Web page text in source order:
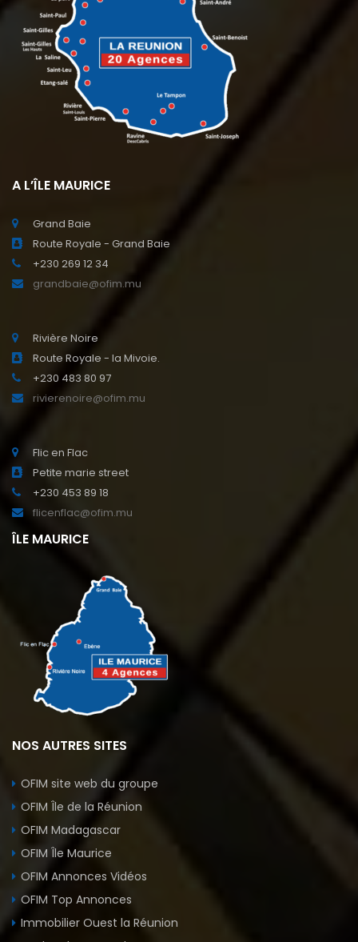
A L’ÎLE MAURICE
Grand Baie
Route Royale - Grand Baie
+230 269 12 34
grandbaie@ofim.mu
Rivière Noire
Route Royale - la Mivoie.
+230 483 80 97
rivierenoire@ofim.mu
Flic en Flac
Petite marie street
+230 453 89 18
flicenflac@ofim.mu
ÎLE MAURICE
NOS AUTRES SITES
OFIM site web du groupe
OFIM Île de la Réunion
OFIM Madagascar
OFIM Île Maurice
OFIM Annonces Vidéos
OFIM Top Annonces
Immobilier Ouest la Réunion